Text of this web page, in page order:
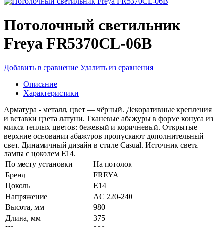
Потолочный светильник
Freya FR5370CL-06B
Добавить в сравнение Удалить из сравнения
Описание
Характеристики
Арматура - металл, цвет — чёрный. Декоративные крепления
и вставки цвета латуни. Тканевые абажуры в форме конуса из
микса теплых цветов: бежевый и коричневый. Открытые
верхние основания абажуров пропускают дополнительный
свет. Динамичный дизайн в стиле Casual. Источник света —
лампа с цоколем Е14.
По месту установки
На потолок
Бренд
FREYA
Цоколь
E14
Напряжение
AC 220-240
Высота, мм
980
Длина, мм
375